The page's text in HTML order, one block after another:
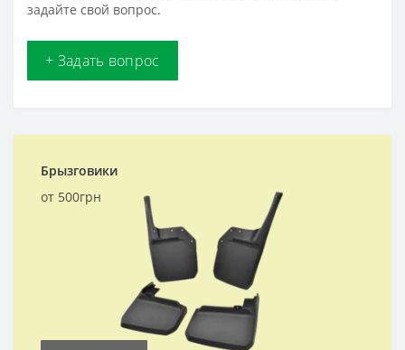
задайте свой вопрос.
+ Задать вопрос
Брызговики
от 500грн